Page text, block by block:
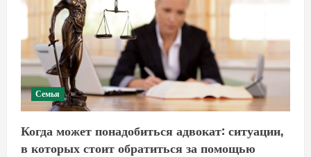
Семья
Когда может понадобиться адвокат: ситуации,
в которых стоит обратиться за помощью